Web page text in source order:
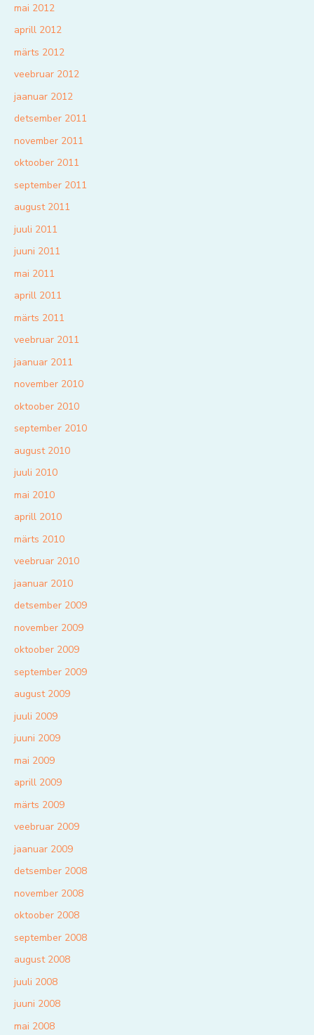
mai 2012
aprill 2012
märts 2012
veebruar 2012
jaanuar 2012
detsember 2011
november 2011
oktoober 2011
september 2011
august 2011
juuli 2011
juuni 2011
mai 2011
aprill 2011
märts 2011
veebruar 2011
jaanuar 2011
november 2010
oktoober 2010
september 2010
august 2010
juuli 2010
mai 2010
aprill 2010
märts 2010
veebruar 2010
jaanuar 2010
detsember 2009
november 2009
oktoober 2009
september 2009
august 2009
juuli 2009
juuni 2009
mai 2009
aprill 2009
märts 2009
veebruar 2009
jaanuar 2009
detsember 2008
november 2008
oktoober 2008
september 2008
august 2008
juuli 2008
juuni 2008
mai 2008